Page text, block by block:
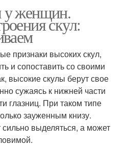
у женщин.
скул:
признаки высоких скул,
и сопоставить со своими
высокие скулы берут свое
сужаясь к нижней части
глазниц. При таком типе
зауженным книзу.
сильно выделяться, а может